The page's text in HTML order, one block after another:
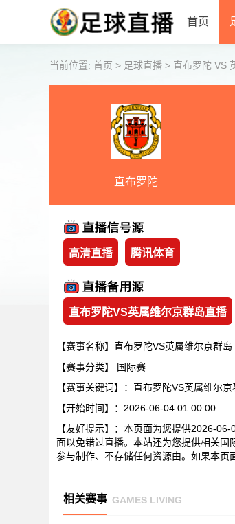
首页
当前位置: 首页 > 足球直播 > 直布罗陀 VS
直布罗陀
高清直播 腾讯体育
直布罗陀VS英属维尔京群岛直播
【赛事名称】直布罗陀VS英属维尔京群岛
【赛事分类】
国际赛
【赛事关键词】：直布罗陀VS英属维尔
【开始时间】：2026-06-04 01:00:00
【友好提示】：本页面为您提供2026-
面以免错过直播。本站还为您提供相关
参与制作、不存储任何资源由。如果本页
相关赛事 GAMES LIVING